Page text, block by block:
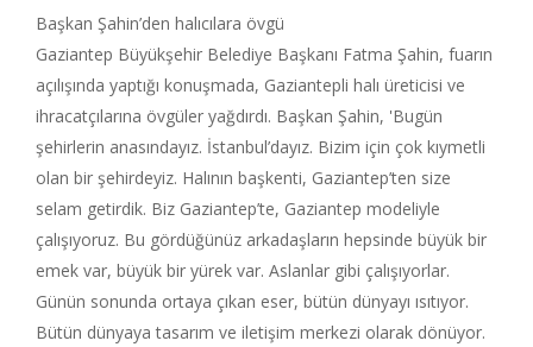
Başkan Şahin’den halıcılara övgü
Gaziantep Büyükşehir Belediye Başkanı Fatma Şahin, fuarın
açılışında yaptığı konuşmada, Gaziantepli halı üreticisi ve
ihracatçılarına övgüler yağdırdı. Başkan Şahin, 'Bugün
şehirlerin anasındayız. İstanbul’dayız. Bizim için çok kıymetli
olan bir şehirdeyiz. Halının başkenti, Gaziantep’ten size
selam getirdik. Biz Gaziantep’te, Gaziantep modeliyle
çalışıyoruz. Bu gördüğünüz arkadaşların hepsinde büyük bir
emek var, büyük bir yürek var. Aslanlar gibi çalışıyorlar.
Günün sonunda ortaya çıkan eser, bütün dünyayı ısıtıyor.
Bütün dünyaya tasarım ve iletişim merkezi olarak dönüyor.